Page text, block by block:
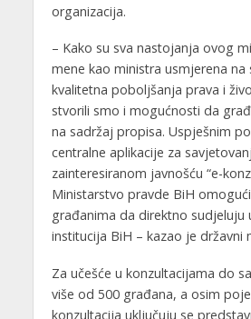
organizacija.
– Kako su sva nastojanja ovog
mene kao ministra usmjerena na
kvalitetna poboljšanja prava i
stvorili smo i mogućnosti da
na sadržaj propisa. Uspješnim
centralne aplikacije za
zainteresiranom javnošću “e-
Ministarstvo pravde BiH
građanima da direktno sudjeluju
institucija BiH – kazao je državni
Za učešće u konzultacijama do
više od 500 građana, a osim
konzultacija uključuju se